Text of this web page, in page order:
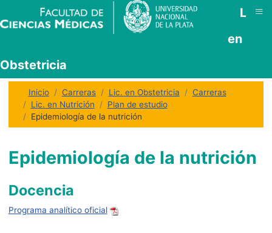
Inicio Carreras Lic. en Obstetricia
Carreras
Lic. en Nutrición
Plan de estudio
Epidemiología de la nutrición
Epidemiología de la nutrición
Docencia
Programa analítico oficial
Lic.
en
Obstetricia
≡